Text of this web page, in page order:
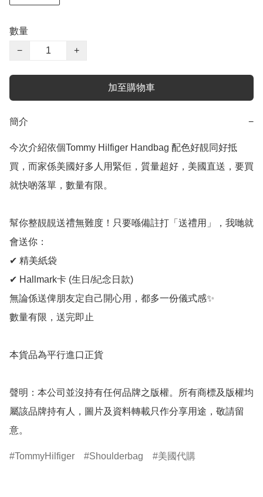
數量
−
+
加至購物車
簡介 −
今次介紹依個Tommy Hilfiger Handbag 配色好靚同好抵
買，而家係美國好多人用緊佢，質量超好，美國直送，要買
就快啲落單，數量有限。
幫你整靚靚送禮無難度！只要喺備註打「送禮用」，我哋就
會送你：
✔ 精美紙袋
✔ Hallmark卡 (生日/紀念日款)
無論係送俾朋友定自己開心用，都多一份儀式感✨
數量有限，送完即止
本貨品為平行進口正貨
聲明：本公司並沒持有任何品牌之版權。所有商標及版權均
屬該品牌持有人，圖片及資料轉載只作分享用途，敬請留
TommyHilfiger Shoulderbag 美國代購